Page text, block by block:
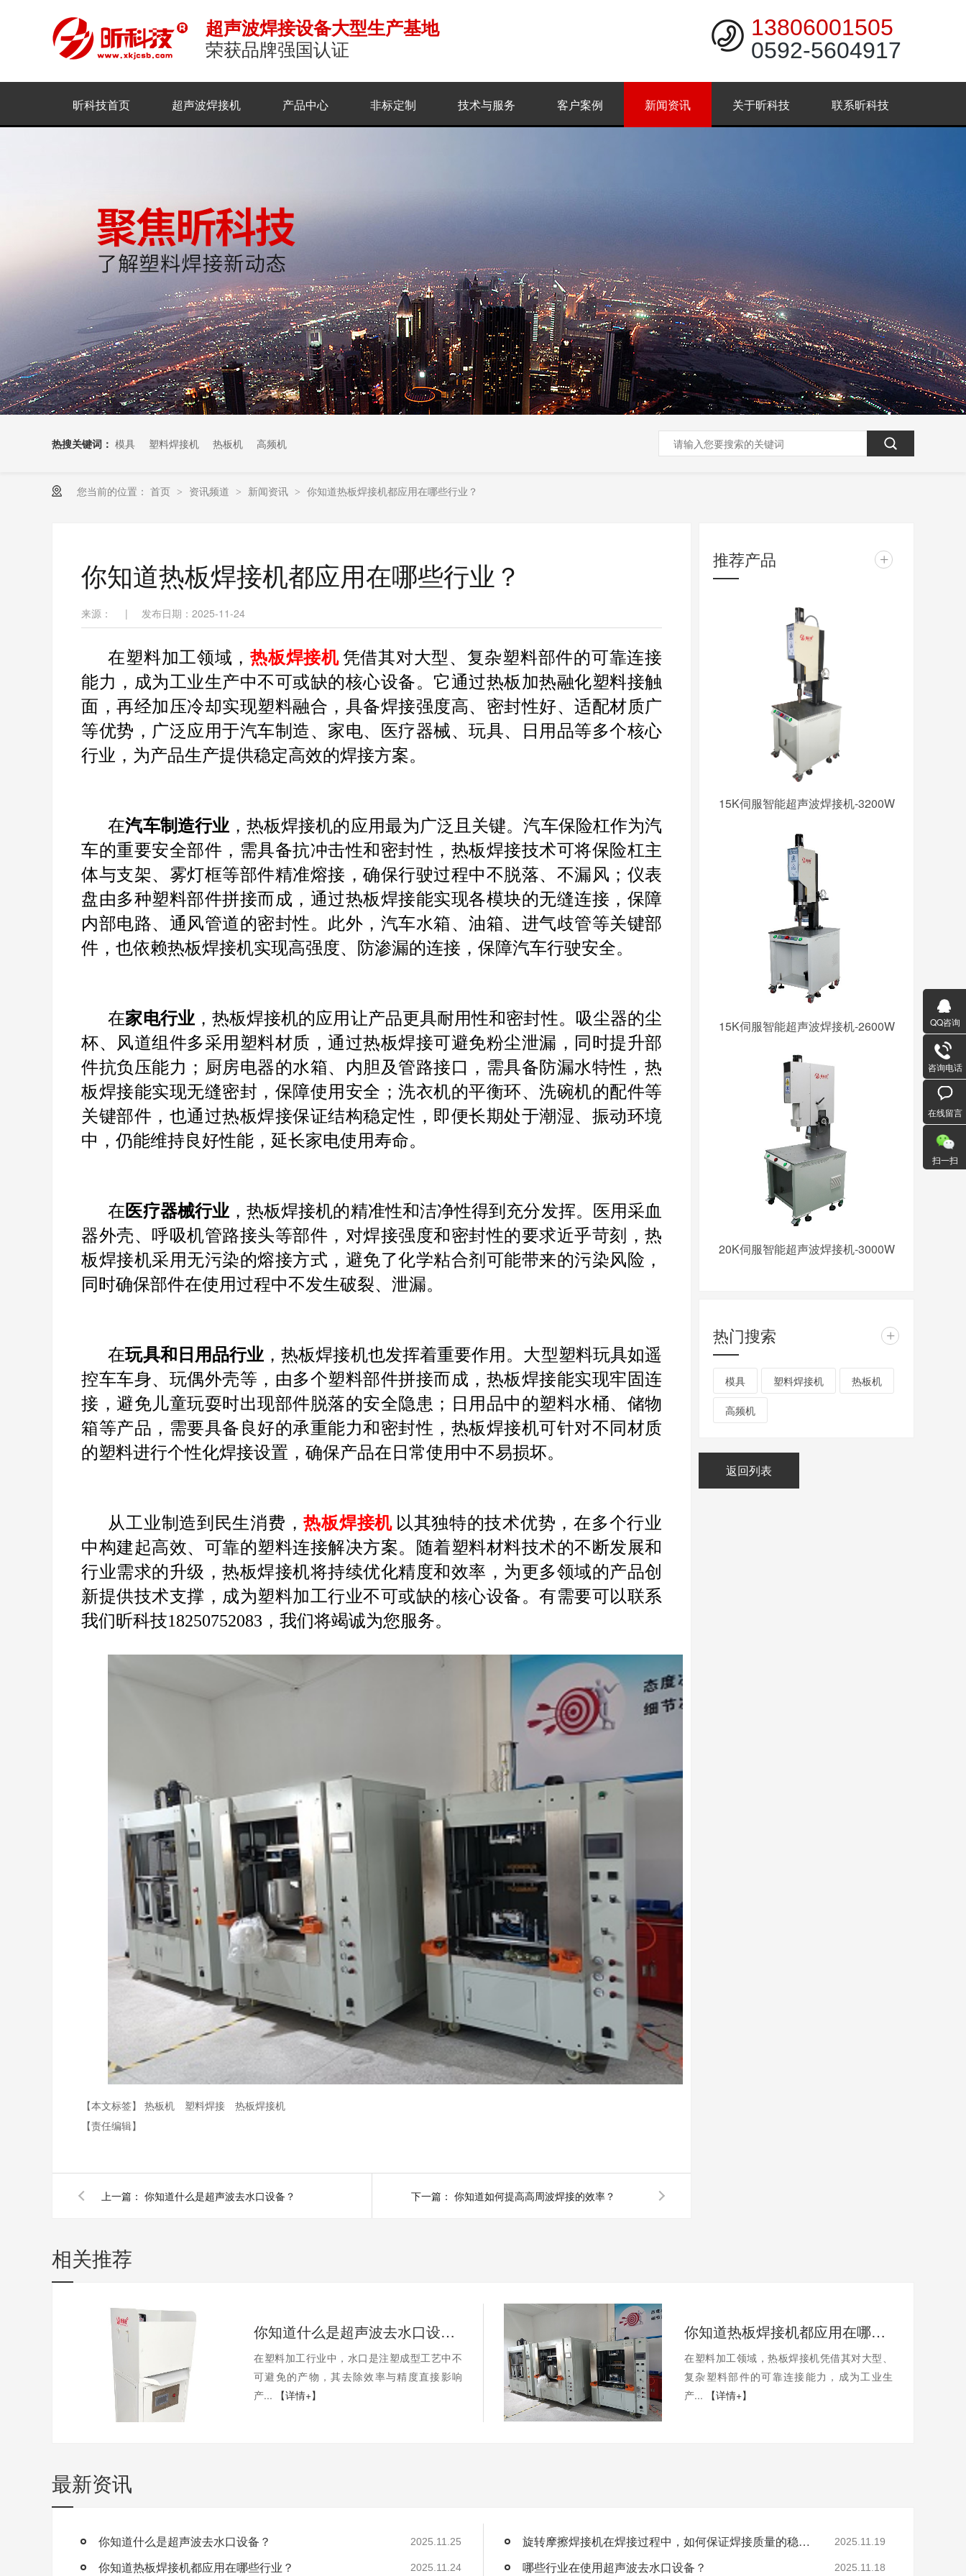
超声波焊接设备大型生产基地
荣获品牌强国认证
13806001505
0592-5604917
昕科技首页 超声波焊接机 产品中心 非标定制 技术与服务 客户案例 新闻资讯 关于昕科技 联系昕科技
热搜关键词： 模具 塑料焊接机 热板机 高频机
您当前的位置： 首页 > 资讯频道 > 新闻资讯 > 你知道热板焊接机都应用在哪些行业？
你知道热板焊接机都应用在哪些行业？
来源： | 发布日期：2025-11-24
在塑料加工领域，热板焊接机凭借其对大型、复杂塑料部件的可靠连接
能力，成为工业生产中不可或缺的核心设备。它通过热板加热融化塑料接触
面，再经加压冷却实现塑料融合，具备焊接强度高、密封性好、适配材质广
等优势，广泛应用于汽车制造、家电、医疗器械、玩具、日用品等多个核心
行业，为产品生产提供稳定高效的焊接方案。
在汽车制造行业，热板焊接机的应用最为广泛且关键。汽车保险杠作为汽
车的重要安全部件，需具备抗冲击性和密封性，热板焊接技术可将保险杠主
体与支架、雾灯框等部件精准熔接，确保行驶过程中不脱落、不漏风；仪表
盘由多种塑料部件拼接而成，通过热板焊接能实现各模块的无缝连接，保障
内部电路、通风管道的密封性。此外，汽车水箱、油箱、进气歧管等关键部
件，也依赖热板焊接机实现高强度、防渗漏的连接，保障汽车行驶安全。
在家电行业，热板焊接机的应用让产品更具耐用性和密封性。吸尘器的尘
杯、风道组件多采用塑料材质，通过热板焊接可避免粉尘泄漏，同时提升部
件抗负压能力；厨房电器的水箱、内胆及管路接口，需具备防漏水特性，热
板焊接能实现无缝密封，保障使用安全；洗衣机的平衡环、洗碗机的配件等
关键部件，也通过热板焊接保证结构稳定性，即便长期处于潮湿、振动环境
中，仍能维持良好性能，延长家电使用寿命。
在医疗器械行业，热板焊接机的精准性和洁净性得到充分发挥。医用采血
器外壳、呼吸机管路接头等部件，对焊接强度和密封性的要求近乎苛刻，热
板焊接机采用无污染的熔接方式，避免了化学粘合剂可能带来的污染风险，
同时确保部件在使用过程中不发生破裂、泄漏。
在玩具和日用品行业 ，热板焊接机也发挥着重要作用。大型塑料玩具如遥
控车车身、玩偶外壳等，由多个塑料部件拼接而成，热板焊接能实现牢固连
接，避免儿童玩耍时出现部件脱落的安全隐患；日用品中的塑料水桶、储物
箱等产品，需要具备良好的承重能力和密封性，热板焊接机可针对不同材质
的塑料进行个性化焊接设置，确保产品在日常使用中不易损坏。
从工业制造到民生消费，热板焊接机 以其独特的技术优势，在多个行业
中构建起高效、可靠的塑料连接解决方案。随着塑料材料技术的不断发展和
行业需求的升级，热板焊接机将持续优化精度和效率，为更多领域的产品创
新提供技术支撑，成为塑料加工行业不可或缺的核心设备。有需要可以联系
我们昕科技18250752083，我们将竭诚为您服务。
【本文标签】 热板机 塑料焊接
热板焊接机
【责任编辑】
上一篇： 你知道什么是超声波去水口设备？ 下一篇： 你知道如何提高高周波焊接的效率？
推荐产品 +
15K伺服智能超声波焊接机-3200W
15K伺服智能超声波焊接机-2600W
20K伺服智能超声波焊接机-3000W
热门搜索 +
模具 塑料焊接机 热板机
高频机
返回列表
相关推荐
你知道什么是超声波去水口设备？
在塑料加工行业中，水口是注塑成型工艺中不
可避免的产物，其去除效率与精度直接影响
产...
【详情+】
你知道热板焊接机都应用在哪些行业？
在塑料加工领域，热板焊接机凭借其对大型、
复杂塑料部件的可靠连接能力，成为工业生
产...
【详情+】
最新资讯
你知道什么是超声波去水口设备？ 2025.11.25
你知道热板焊接机都应用在哪些行业？ 2025.11.24
旋转摩擦焊接机在焊接过程中，如何保证焊接质量的稳定性？ 2025.11.19
哪些行业在使用超声波去水口设备？ 2025.11.18
QQ咨询
咨询电话
在线留言
扫一扫